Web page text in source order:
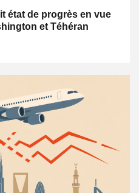
état de progrès en vue
et Téhéran